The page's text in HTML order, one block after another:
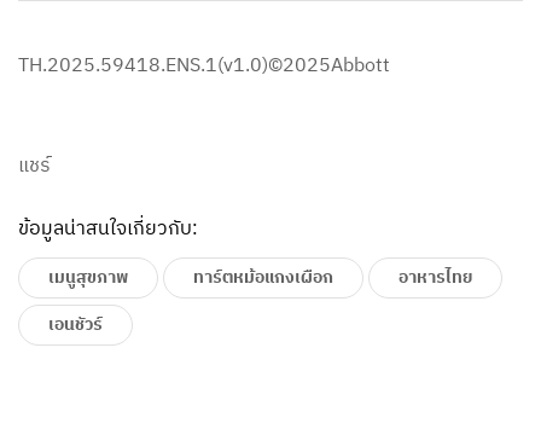
แชร์
ข้อมูลน่าสนใจเกี่ยวกับ:
เมนูสุขภาพ ทาร์ตหม้อแกงเผือก
อาหารไทย
เอนชัวร์
TH.2025.59418.ENS.1(v1.0)©2025Abbott​